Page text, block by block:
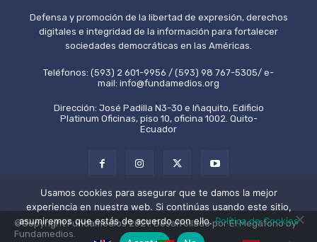
Defensa y promoción de la libertad de expresión, derechos
digitales e integridad de la información para fortalecer
sociedades democráticas en las Américas.
Teléfonos: (593) 2 601-9956 / (593) 98 767-5305/ e-
mail: info@fundamedios.org
Dirección: José Padilla N3-30 e Iñaquito, Edificio
Platinum Oficinas, piso 10, oficina 1002. Quito-
Ecuador
©Copyright Fundamedios 2021. Desarrollado por El Megáfono by
Fundamedios.
Usamos cookies para asegurar que te damos la mejor
experiencia en nuestra web. Si continúas usando este sitio,
asumiremos que estás de acuerdo con ello.Política de Cookies